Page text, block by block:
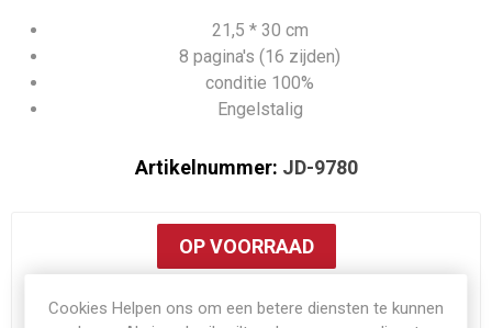
21,5 * 30 cm
8 pagina's (16 zijden)
conditie 100%
Engelstalig
Artikelnummer: JD-9780
OP VOORRAAD
€8,00
Cookies Helpen ons om een betere diensten te kunnen